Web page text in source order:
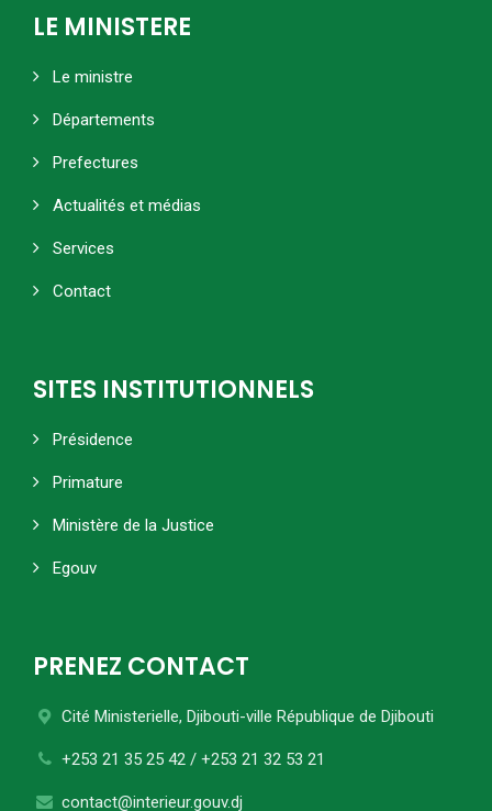
LE MINISTERE
Le ministre
Départements
Prefectures
Actualités et médias
Services
Contact
SITES INSTITUTIONNELS
Présidence
Primature
Ministère de la Justice
Egouv
PRENEZ CONTACT
Cité Ministerielle, Djibouti-ville République de Djibouti
+253 21 35 25 42 / +253 21 32 53 21
contact@interieur.gouv.dj